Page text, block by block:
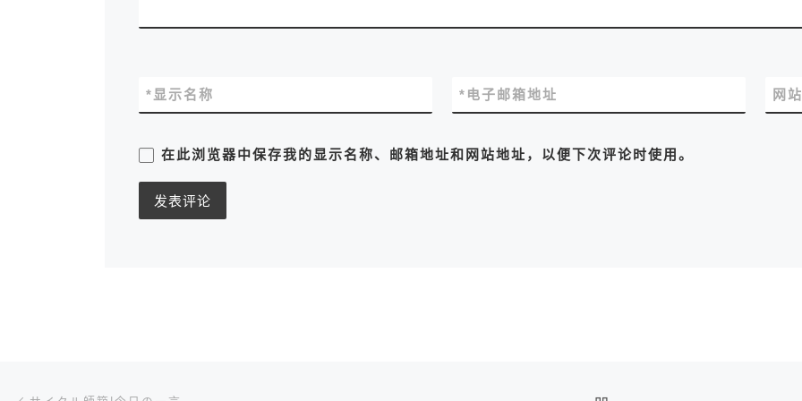
显示名称
* 电子邮箱地址
* 网
在此浏览器中保存我的显示名称、邮箱地址和网站地址，以便下次评论时使用。
文章导航